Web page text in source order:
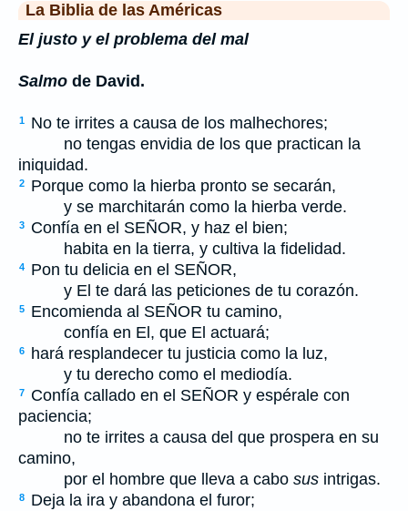
La Biblia de las Américas
El justo y el problema del mal
Salmo de David.
1
No te irrites a causa de los malhechores;
no tengas envidia de los que practican la
iniquidad.
2
Porque como la hierba pronto se secarán,
y se marchitarán como la hierba verde.
3 Confía en el SEÑOR, y haz el bien;
habita en la tierra, y cultiva la fidelidad.
4 Pon tu delicia en el SEÑOR,
y El te dará las peticiones de tu corazón.
5 Encomienda al SEÑOR tu camino,
confía en El, que El actuará;
6
hará resplandecer tu justicia como la luz,
y tu derecho como el mediodía.
7 Confía callado en el SEÑOR y espérale con
paciencia;
no te irrites a causa del que prospera en su
camino,
por el hombre que lleva a cabo sus intrigas.
8
Deja la ira y abandona el furor;